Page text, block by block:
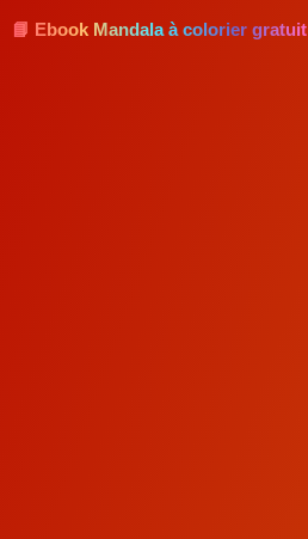
📘 Ebook Mandala à colorier gratuit